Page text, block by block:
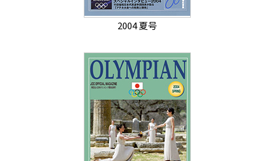
2004 夏号